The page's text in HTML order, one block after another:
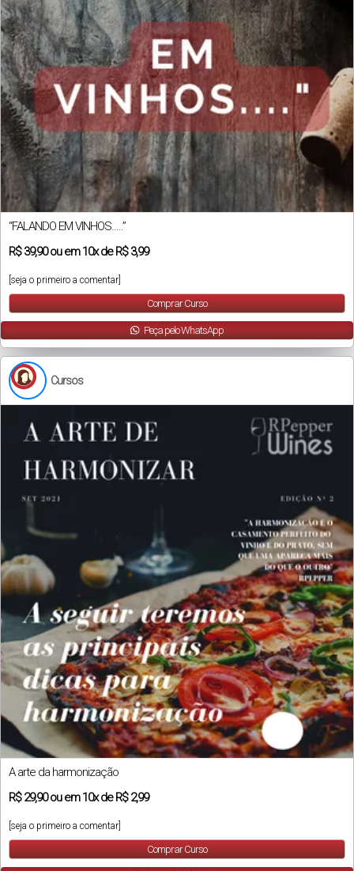
“FALANDO EM VINHOS…..”
R$39,90ou em10xde R$ 3,99
[seja o primeiro a comentar]
Comprar Curso
Peça pelo WhatsApp
Cursos
A arte da harmonização
R$29,90ou em10xde R$ 2,99
[seja o primeiro a comentar]
Comprar Curso